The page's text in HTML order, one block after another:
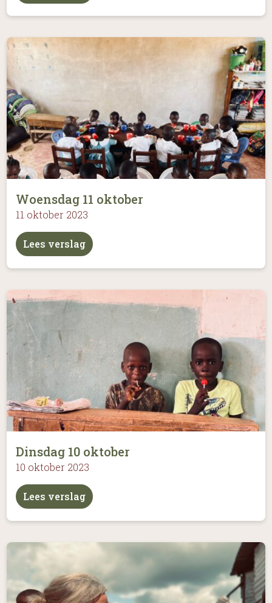
Woensdag 11 oktober
11 oktober 2023
Lees verslag
Dinsdag 10 oktober
10 oktober 2023
Lees verslag